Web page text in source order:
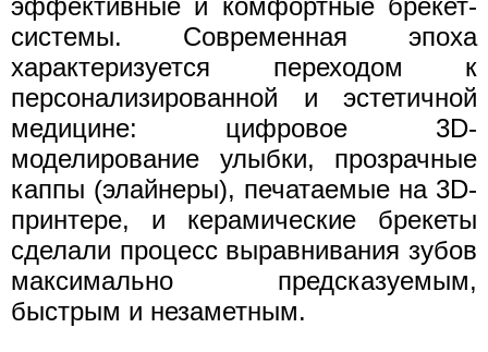
эффективные и комфортные брекет-
системы. Современная эпоха
характеризуется переходом к
персонализированной и эстетичной
медицине: цифровое 3D-
моделирование улыбки, прозрачные
каппы (элайнеры), печатаемые на 3D-
принтере, и керамические брекеты
сделали процесс выравнивания зубов
максимально предсказуемым,
быстрым и незаметным.